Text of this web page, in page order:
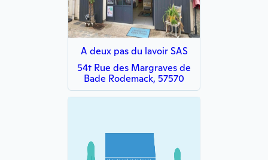
A deux pas du lavoir SAS
54t Rue des Margraves de
Bade Rodemack, 57570